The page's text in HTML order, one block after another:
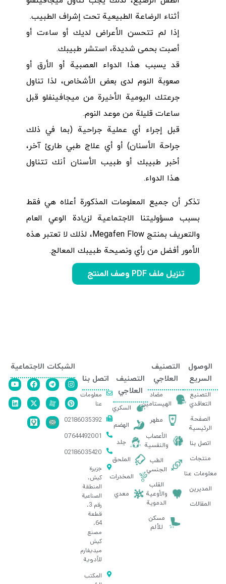
أثناء الرضاعة الطبيعية تحت إشراف الطبيب.
إذا لم تتحسن الأعراض لديك أو ساءت أو
أصبت بحمى شديدة، استشر طبيبك.
قد يسبب هذا الدواء العصبية أو الأرق أو
صعوبة النوم لدى بعض الأشخاص، لذا تناول
جرعتك اليومية الأخيرة من ميجافينفلو قبل
ساعات قليلة من موعد النوم.
قبل إجراء أي عملية جراحية (بما في ذلك
جراحة الأسنان) أو أي علاج طبي طارئ آخر،
أخبر طبيبك أو طبيب الأسنان أنك تتناول
هذا الدواء.
تذكر أن جميع المعلومات المذكورة أعلاه هي فقط
بسبب مسؤوليتنا الاجتماعية لزيادة الوعي العام
والتعريف بمنتج Megafen Flow، لذلك لا تعتبر هذه
الأمور أفضل من رأي ونصيحة طبيبك المعالج.
تنزيل ملف PDF وصف المنتج
الوصول
السريع
التصنيع
التعاقدي
الصفحة
الرئيسية
اتصل بنا
منتجات
معلومات عنا
المديرين
المقالات
التصنيف
العلاجي
مضاد
الهيستامين
مطهر
الأعصاب
والنفسية
الطب
الجنسي
القلب
والأوعية
الدموية
مسكن
للألم
التصنيف
العلاجي
السكري
الهضم
جلد
الملحق
المخدرات
معدي
اتصل بنا
معلومات
عنا
02186035392
07644492001
02186035420
جزيرة
كيش،
المنطقة
الصناعية
رقم 3،
قطعة
64،
مصنع
كيش
ميديفارم
للأدوية
المكتب
الشبكات الاجتماعية